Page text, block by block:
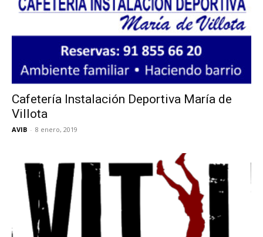
Cafetería Instalación Deportiva María de
Villota
AVIB - 8 enero, 2019